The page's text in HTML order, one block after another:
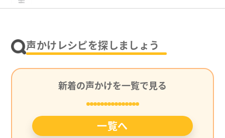
声かけレシピを探しましょう
新着の声かけを一覧で見る
一覧へ